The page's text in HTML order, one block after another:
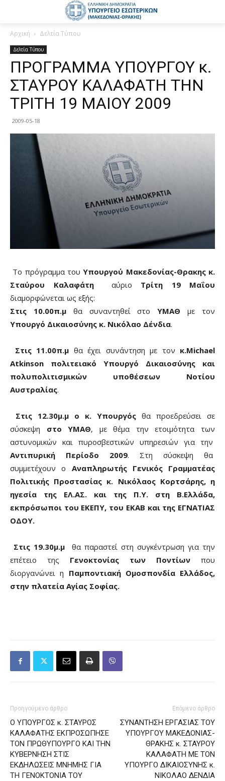
Αρχική Δελτία Τύπου
Δελτία Τύπου
ΠΡΟΓΡΑΜΜΑ YΠΟΥΡΓΟΥ κ.
ΣΤΑΥΡΟΥ ΚΑΛΑΦΑΤΗ THN
ΤΡΙΤΗ 19 ΜΑΙΟΥ 2009
2009-05-18
Το πρόγραμμα τουΥπουργού Μακεδονίας-Θρακης κ.
Σταύρου Καλαφάτη
αύριο Τρίτη 19 Μαΐου
διαμορφώνεται ως εξής:
Στις 10.00π.μθα συναντηθεί στο ΥΜΑΘμε τον
Υπουργό Δικαιοσύνης κ. Νικόλαο Δένδια.
Στις 11.00π.μ θα έχει συνάντηση με τον κ.Michael
Atkinson πολιτειακό Υπουργό Δικαιοσύνης και
πολυπολιτισμικών υποθέσεων Νοτίου
Αυστραλίας.
Στις 12.30μ.μ ο κ. Υπουργός θα προεδρεύσει σε
σύσκεψη στο ΥΜΑΘ, με θέμα την ετοιμότητα των
αστυνομικών και πυροσβεστικών υπηρεσιών για την
Αντιπυρική Περίοδο 2009. Στη σύσκεψη θα
συμμετέχουν ο Αναπληρωτής Γενικός Γραμματέας
Πολιτικής Προστασίας κ. Νικόλαος Κορτσάρης, η
ηγεσία της ΕΛ.ΑΣ. και της Π.Υ. στη Β.Ελλάδα,
εκπρόσωποι του ΕΚΕΠΥ, του ΕΚΑΒ και της ΕΓΝΑΤΙΑΣ
ΟΔΟΥ.
Στις 19.30μ.μ θα παραστεί στη συγκέντρωση για την
επέτειο της Γενοκτονίας των Ποντίων που
διοργανώνει η Παμποντιακή Ομοσπονδία Ελλάδος,
στην πλατεία Αγίας Σοφίας.
Προηγούμενο άρθρο
Ο ΥΠΟΥΡΓΟΣ κ. ΣΤΑΥΡΟΣ
ΚΑΛΑΦΑΤΗΣ ΕΚΠΡΟΣΩΠΗΣΕ
ΤΟΝ ΠΡΩΘΥΠΟΥΡΓΟ ΚΑΙ ΤΗΝ
ΚΥΒΕΡΝΗΣΗ ΣΤΙΣ
ΕΚΔΗΛΩΣΕΙΣ ΜΝΗΜΗΣ ΓΙΑ
ΤΗ ΓΕΝΟΚΤΟΝΙΑ ΤΟΥ
Επόμενο άρθρο
ΣΥΝΑΝΤΗΣΗ ΕΡΓΑΣΙΑΣ ΤΟΥ
ΥΠΟΥΡΓΟΥ ΜΑΚΕΔΟΝΙΑΣ-
ΘΡΑΚΗΣ κ. ΣΤΑΥΡΟΥ
ΚΑΛΑΦΑΤΗ ΜΕ ΤΟΝ
ΥΠΟΥΡΓΟ ΔΙΚΑΙΟΣΥΝΗΣ κ.
ΝΙΚΟΛΑΟ ΔΕΝΔΙΑ